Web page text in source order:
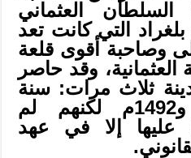
1521م: السلطان العثماني
التي كانت تعد
وصاحبة أقوى قلعة
وقد حاصر
ثلاث مرات: سنة
1441م و1456م و1492م لكنهم لم
عليها إلا في عهد